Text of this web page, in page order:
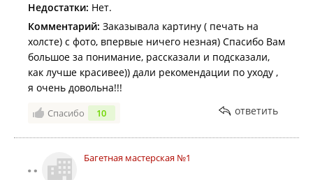
Недостатки: Нет.
Комментарий: Заказывала картину ( печать на
холсте) с фото, впервые ничего незная) Спасибо Вам
большое за понимание, рассказали и подсказали,
как лучше красивее)) дали рекомендации по уходу ,
я очень довольна!!!
Спасибо 10 ответить
Багетная мастерская №1